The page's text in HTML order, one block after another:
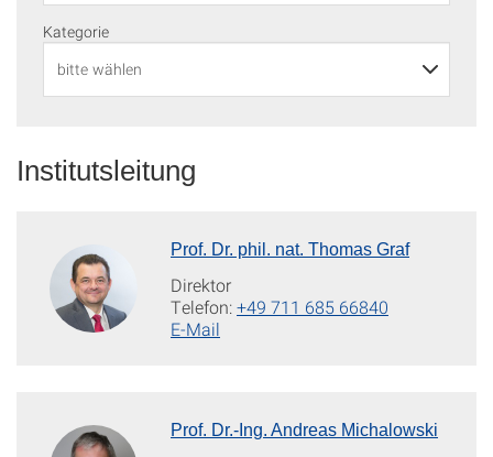
Kategorie
Institutsleitung
Prof. Dr. phil. nat. Thomas Graf
Direktor
Telefon:+49 711 685 66840
E-Mail
Prof. Dr.-Ing. Andreas Michalowski